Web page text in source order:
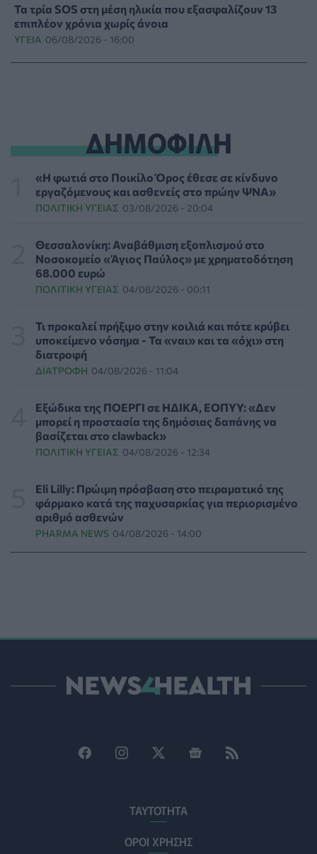
Τα τρία SOS στη μέση ηλικία που εξασφαλίζουν 13
επιπλέον χρόνια χωρίς άνοια
ΥΓΕΊΑ 06/08/2026 - 16:00
Βίντεο από την καμπάνια Raise Her Voice για την
έγκαιρη αναγνώριση της έμφυλης βίας με έμφαση στις
γυναίκες με αναπηρία
ΨΥΧΙΚΉ ΥΓΕΊΑ 06/08/2026 - 15:21
στους ανθρώπους - Τι έδειξε έρευνα
ΥΓΕΊΑ 06/08/2026 - 15:00
Θεσσαλονίκη: Νέοι ψεκασμοί κατά των κουνουπιών
Αυγούστου
ΠΟΛΙΤΙΚΉ ΥΓΕΊΑΣ 06/08/2026 - 14:41
ΕΔΟΕΑΠ: Συστάσεις για τις επερχόμενες ζέστες -
ΥΓΕΊΑ 06/08/2026 - 14:17
Skin dysmorphia: Όταν η εμμονή με το «τέλειο» δέρμα
αποτελεί πρόβλημα ψυχικής υγείας
Ευρεία σύσκεψη στον ΕΟΦ για την ομαλή λειτουργία
της εφοδιαστικής αλυσίδας φαρμάκων
PHARMA POLICY 06/08/2026 - 13:54
ΠΙΣ: Η διορισμένη από το Υπουργείο Υγείας Διοικούσα
06/08/2026 - 11:00
FDA: Πράσινο φως στο πρώτο εμβόλιο γρίπης mRNA
ΔΗΜΟΦΙΛΗ
«Η φωτιά στο Ποικίλο Όρος έθεσε σε κίνδυνο
εργαζόμενους και ασθενείς στο πρώην ΨΝΑ»
ΠΟΛΙΤΙΚΉ ΥΓΕΊΑΣ 03/08/2026 - 20:04
Θεσσαλονίκη: Αναβάθμιση εξοπλισμού στο
Νοσοκομείο «Άγιος Παύλος» με χρηματοδότηση
68.000 ευρώ
ΠΟΛΙΤΙΚΉ ΥΓΕΊΑΣ 04/08/2026 - 00:11
Τι προκαλεί πρήξιμο στην κοιλιά και πότε κρύβει
υποκείμενο νόσημα - Τα «ναι» και τα «όχι» στη
διατροφή
ΔΙΑΤΡΟΦΉ 04/08/2026 - 11:04
Εξώδικα της ΠΟΕΡΓΙ σε ΗΔΙΚΑ, ΕΟΠΥΥ: «Δεν
μπορεί η προστασία της δημόσιας δαπάνης να
βασίζεται στο clawback»
ΠΟΛΙΤΙΚΉ ΥΓΕΊΑΣ 04/08/2026 - 12:34
Eli Lilly: Πρώιμη πρόσβαση στο πειραματικό της
φάρμακο κατά της παχυσαρκίας για περιορισμένο
αριθμό ασθενών
PHARMA NEWS 04/08/2026 - 14:00
ΤΑΥΤΟΤΗΤΑ
ΟΡΟΙ ΧΡΗΣΗΣ